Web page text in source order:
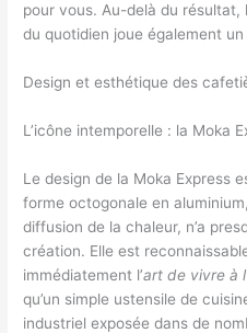
pour vous. Au-delà du résultat,
du quotidien joue également
Design et esthétique des
L’icône intemporelle : la Moka
Le design de la Moka Express
forme octogonale en
diffusion de la chaleur, n’a
création. Elle est
immédiatement l’art de vivre à
qu’un simple ustensile de
industriel exposée dans de